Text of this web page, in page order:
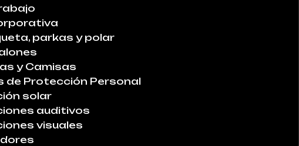
parkas y polar
y Camisas
de Protección Personal
solar
auditivos
visuales